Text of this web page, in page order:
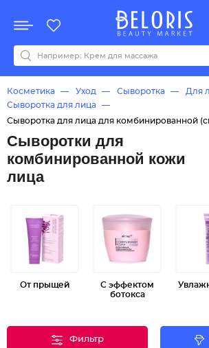
Акции
Все бренды
0-9ABCDEFGHIJKLMNOPQRSTUVWYZАБВ
Косметика Уход Сыворотка
Для
Сыворотка для лица
Сыворотка для лица для комбинированной
Сыворотки для
комбинированной кожи
лица
От прыщей
С эффектом
ботокса
Фильтр